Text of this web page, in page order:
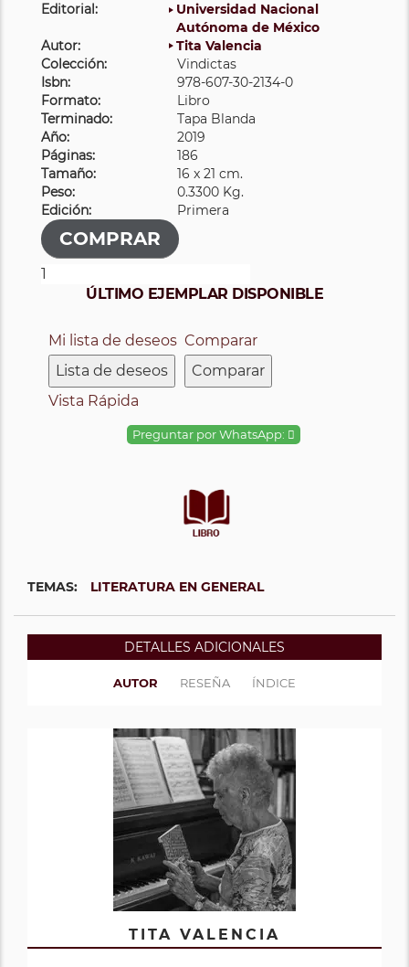
Editorial:
Universidad Nacional
Autónoma de México
Autor:
Tita Valencia
Colección:
Vindictas
Isbn:
978-607-30-2134-0
Formato:
Libro
Terminado:
Tapa Blanda
Año:
2019
Páginas:
186
Tamaño:
16 x 21 cm.
Peso:
0.3300 Kg.
Edición:
Primera
ÚLTIMO EJEMPLAR DISPONIBLE
Mi lista de deseos
Lista de deseos
Comparar
Comparar
Vista Rápida
Preguntar por WhatsApp:
TEMAS: LITERATURA EN GENERAL
DETALLES ADICIONALES
AUTOR RESEÑA ÍNDICE
TITA VALENCIA